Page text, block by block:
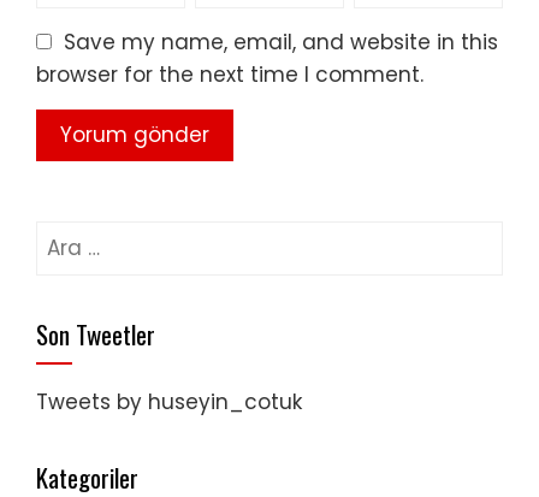
Save my name, email, and website in this
browser for the next time I comment.
Arama:
Son Tweetler
Tweets by huseyin_cotuk
Kategoriler